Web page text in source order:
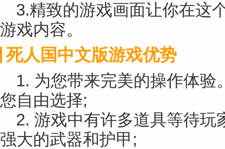
3.精致的游戏画面让你在这
游戏内容。
死人国中文版游戏优势
1. 为您带来完美的操作体验
您自由选择;
2. 游戏中有许多道具等待玩
强大的武器和护甲;